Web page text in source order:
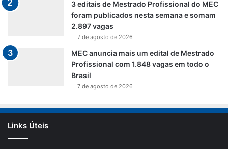
3 editais de Mestrado Profissional do MEC
foram publicados nesta semana e somam
2.897 vagas
7 de agosto de 2026
MEC anuncia mais um edital de Mestrado
Profissional com 1.848 vagas em todo o
Brasil
7 de agosto de 2026
Links Úteis